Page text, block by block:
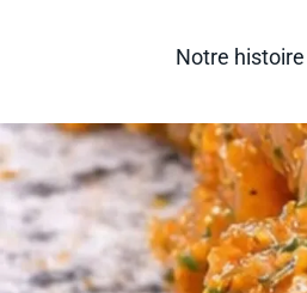
Notre histoire